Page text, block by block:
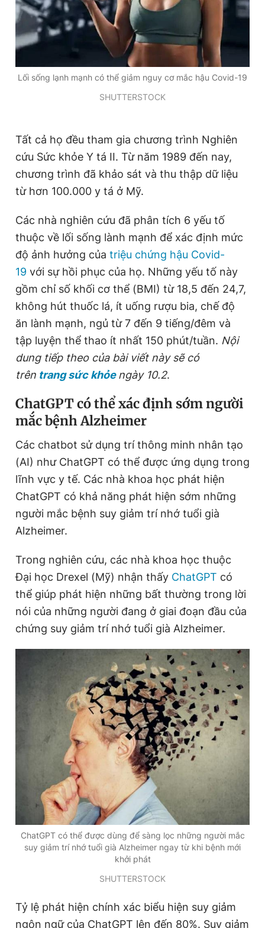
Lối sống lạnh mạnh có thể giảm nguy cơ mắc hậu Covid-19
SHUTTERSTOCK
Tất cả họ đều tham gia chương trình Nghiên
cứu Sức khỏe Y tá II. Từ năm 1989 đến nay,
chương trình đã khảo sát và thu thập dữ liệu
từ hơn 100.000 y tá ở Mỹ.
Các nhà nghiên cứu đã phân tích 6 yếu tố
thuộc về lối sống lành mạnh để xác định mức
độ ảnh hưởng của triệu chứng hậu Covid-
19 với sự hồi phục của họ. Những yếu tố này
gồm chỉ số khối cơ thể (BMI) từ 18,5 đến 24,7,
không hút thuốc lá, ít uống rượu bia, chế độ
ăn lành mạnh, ngủ từ 7 đến 9 tiếng/đêm và
tập luyện thể thao ít nhất 150 phút/tuần. Nội
dung tiếp theo của bài viết này sẽ có
trên trang sức khỏe ngày 10.2.
ChatGPT có thể xác định sớm người
mắc bệnh Alzheimer
Các chatbot sử dụng trí thông minh nhân tạo
(AI) như ChatGPT có thể được ứng dụng trong
lĩnh vực y tế. Các nhà khoa học phát hiện
ChatGPT có khả năng phát hiện sớm những
người mắc bệnh suy giảm trí nhớ tuổi già
Alzheimer.
Trong nghiên cứu, các nhà khoa học thuộc
Đại học Drexel (Mỹ) nhận thấy ChatGPT có
thể giúp phát hiện những bất thường trong lời
nói của những người đang ở giai đoạn đầu của
chứng suy giảm trí nhớ tuổi già Alzheimer.
ChatGPT có thể được dùng để sàng lọc những người mắc
suy giảm trí nhớ tuổi già Alzheimer ngay từ khi bệnh mới
khởi phát
SHUTTERSTOCK
Tỷ lệ phát hiện chính xác biểu hiện suy giảm
ngôn ngữ của ChatGPT lên đến 80%. Suy giảm